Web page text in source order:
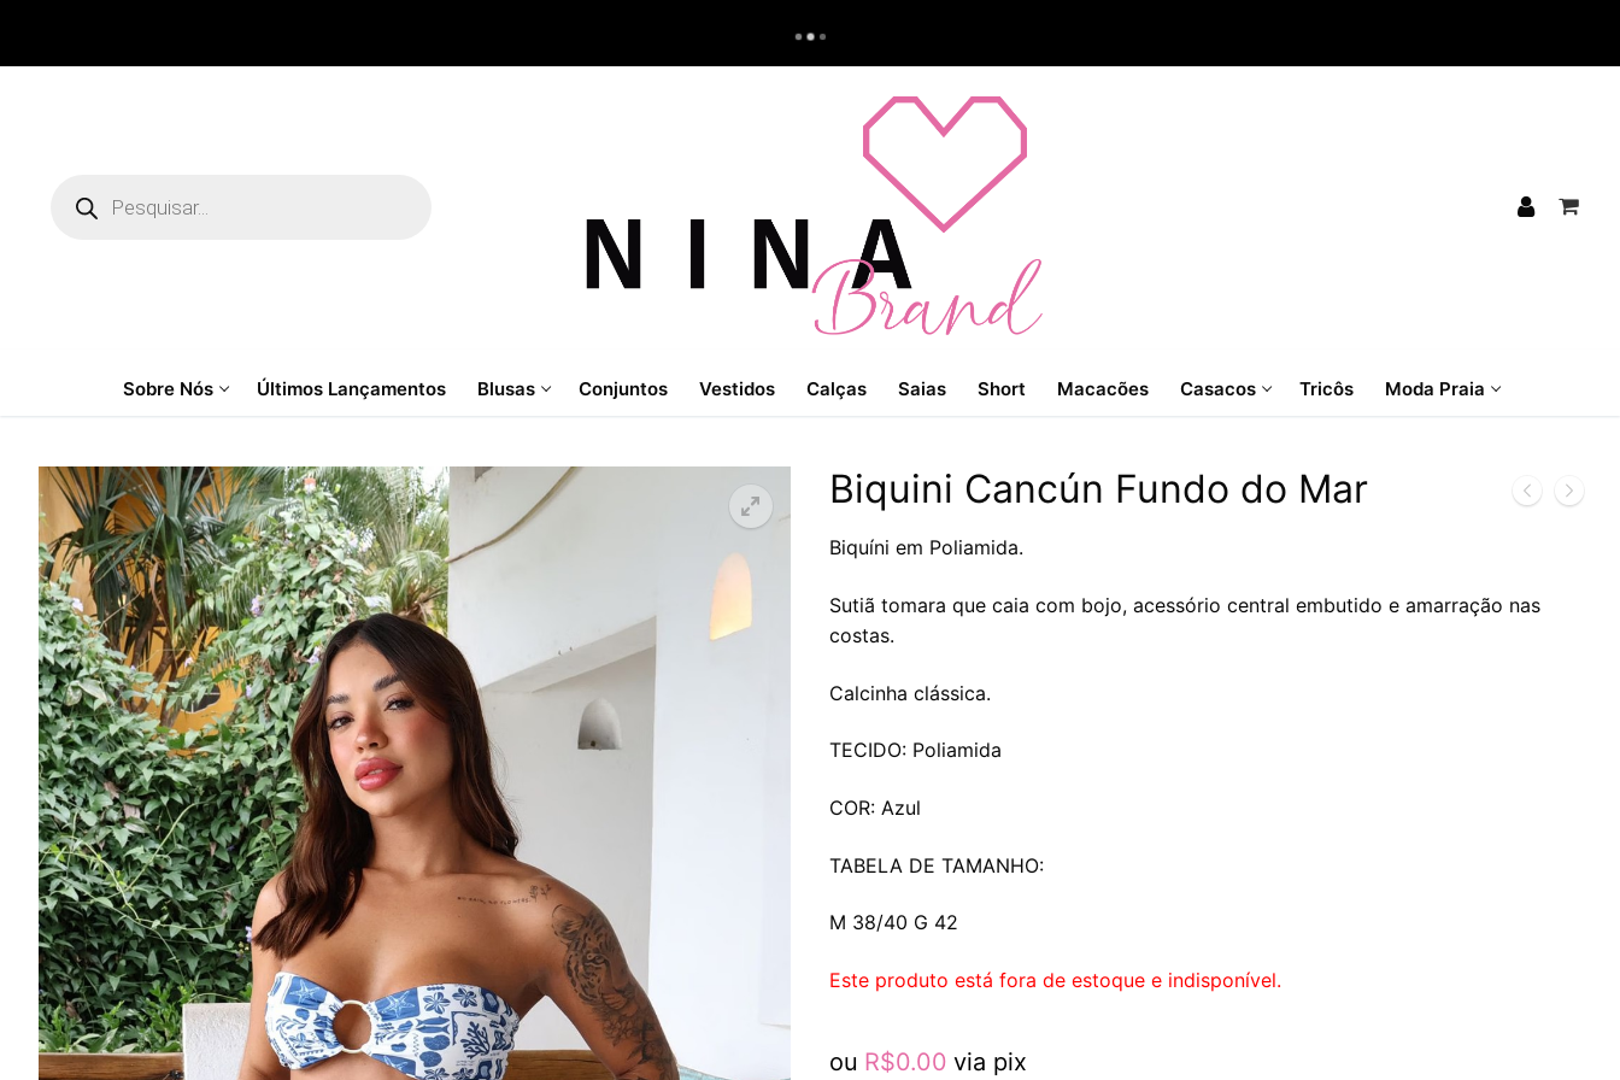
produtos
Sobre Nós Últimos Lançamentos Blusas Conjuntos Vestidos Calças Saias Short Macacões Casacos Tricôs Moda Praia
Biquini Cancún Fundo do Mar
Biquíni em Poliamida.
Sutiã tomara que caia com bojo, acessório central embutido e amarração nas
costas.
Calcinha clássica.
TECIDO: Poliamida
COR: Azul
TABELA DE TAMANHO:
M 38/40 G 42
Este produto está fora de estoque e indisponível.
ou R$0.00 via pix